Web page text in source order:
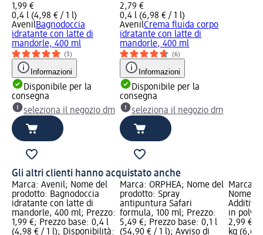
1,99 €
0,4 l (4,98 € / 1 l)
AvenilBagnodoccia
idratante con latte di
mandorle, 400 ml
(3)
Informazioni
Disponibile per la
consegna
seleziona il negozio dm
2,79 €
0,4 l (6,98 € / 1 l)
AvenilCrema fluida corpo
idratante con latte di
mandorle, 400 ml
(6)
Informazioni
Disponibile per la
consegna
seleziona il negozio dm
Gli altri clienti hanno acquistato anche
Marca: Avenil; Nome del
prodotto: Bagnodoccia
idratante con latte di
mandorle, 400 ml; Prezzo:
1,99 €; Prezzo base: 0,4 l
(4,98 € / 1 l); Disponibilità:
Marca: ORPHEA; Nome del
prodotto: Spray
antipuntura Safari
formula, 100 ml; Prezzo:
5,49 €; Prezzo base: 0,1 l
(54,90 € / 1 l); Avviso di
Marca:
Nome
Additivo
in
2,99 €;
kg (6,64